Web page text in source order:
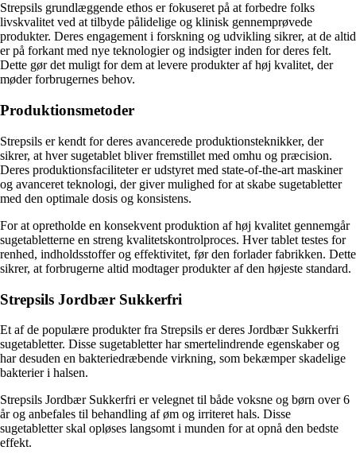
Strepsils grundlæggende ethos er fokuseret på at forbedre folks
livskvalitet ved at tilbyde pålidelige og klinisk gennemprøvede
produkter. Deres engagement i forskning og udvikling sikrer, at de altid
er på forkant med nye teknologier og indsigter inden for deres felt.
Dette gør det muligt for dem at levere produkter af høj kvalitet, der
møder forbrugernes behov.
Produktionsmetoder
Strepsils er kendt for deres avancerede produktionsteknikker, der
sikrer, at hver sugetablet bliver fremstillet med omhu og præcision.
Deres produktionsfaciliteter er udstyret med state-of-the-art maskiner
og avanceret teknologi, der giver mulighed for at skabe sugetabletter
med den optimale dosis og konsistens.
For at opretholde en konsekvent produktion af høj kvalitet gennemgår
sugetabletterne en streng kvalitetskontrolproces. Hver tablet testes for
renhed, indholdsstoffer og effektivitet, før den forlader fabrikken. Dette
sikrer, at forbrugerne altid modtager produkter af den højeste standard.
Strepsils Jordbær Sukkerfri
Et af de populære produkter fra Strepsils er deres Jordbær Sukkerfri
sugetabletter. Disse sugetabletter har smertelindrende egenskaber og
har desuden en bakteriedræbende virkning, som bekæmper skadelige
bakterier i halsen.
Strepsils Jordbær Sukkerfri er velegnet til både voksne og børn over 6
år og anbefales til behandling af øm og irriteret hals. Disse
sugetabletter skal opløses langsomt i munden for at opnå den bedste
effekt.